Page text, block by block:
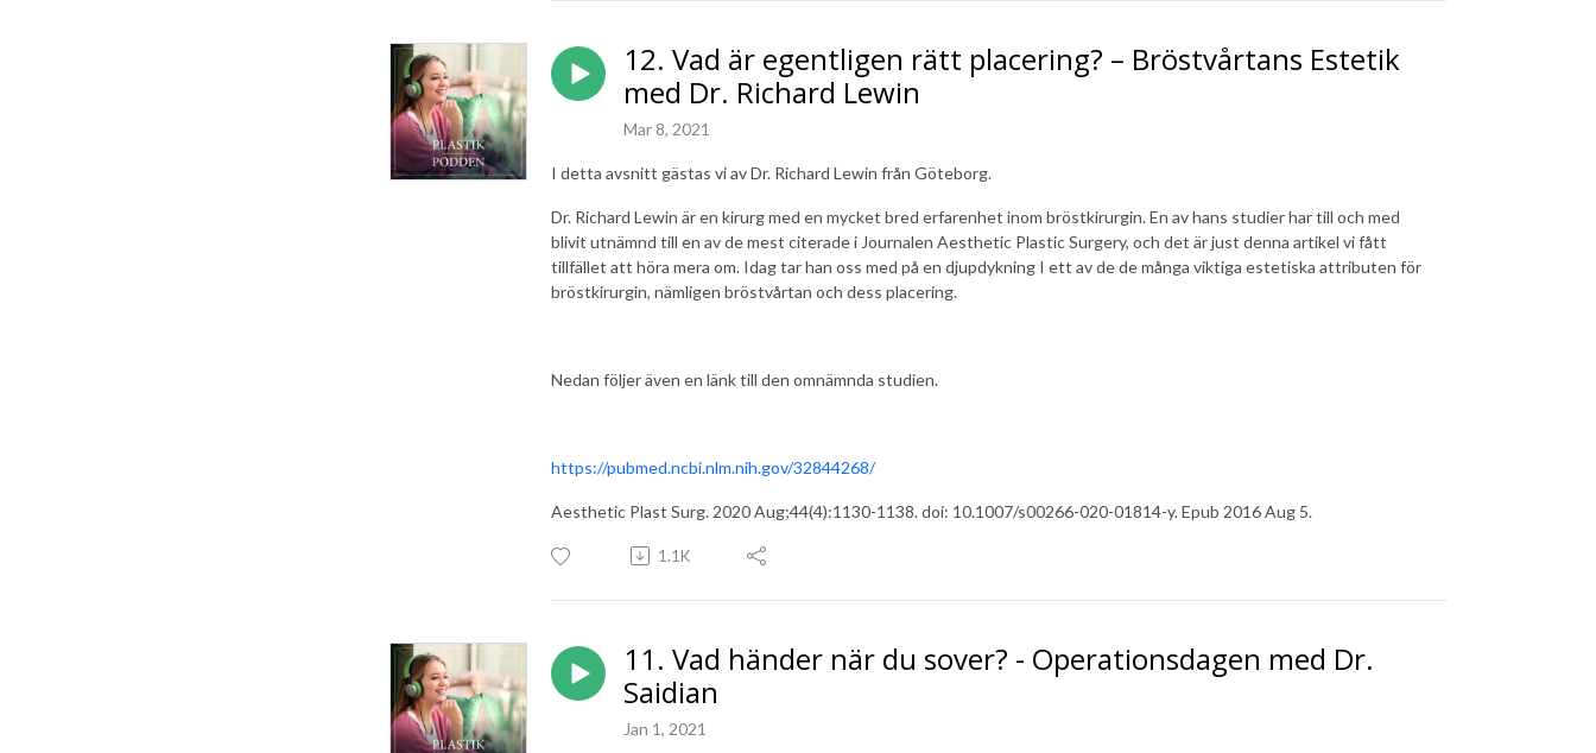
12. Vad är egentligen rätt placering? – Bröstvårtans Estetik
med Dr. Richard Lewin
Mar 8, 2021
I detta avsnitt gästas vi av Dr. Richard Lewin från Göteborg.
Dr. Richard Lewin är en kirurg med en mycket bred erfarenhet inom bröstkirurgin. En av hans studier har till och med
blivit utnämnd till en av de mest citerade i Journalen Aesthetic Plastic Surgery, och det är just denna artikel vi fått
tillfället att höra mera om. Idag tar han oss med på en djupdykning I ett av de de många viktiga estetiska attributen för
bröstkirurgin, nämligen bröstvårtan och dess placering.
Nedan följer även en länk till den omnämnda studien.
https://pubmed.ncbi.nlm.nih.gov/32844268/
Aesthetic Plast Surg. 2020 Aug;44(4):1130-1138. doi: 10.1007/s00266-020-01814-y. Epub 2016 Aug 5.
1.1K
11. Vad händer när du sover? - Operationsdagen med Dr.
Saidian
Jan 1, 2021